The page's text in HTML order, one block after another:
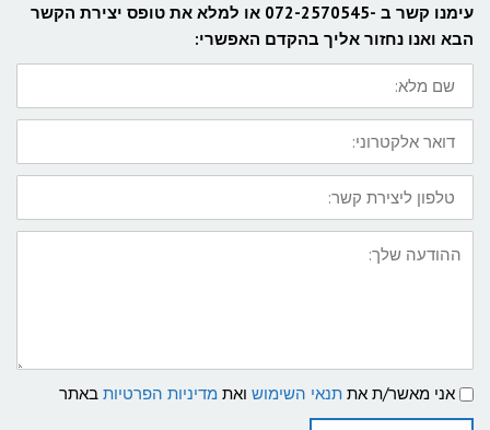
עימנו קשר ב -072-2570545 או למלא את טופס יצירת הקשר
הבא ואנו נחזור אליך בהקדם האפשרי:
שם
מלא:
דואר
אלקטרוני:
טלפון
ליצירת
קשר:
ההודעה
שלך:
תנאי
שימוש
ומדיניות
אני מאשר/ת את תנאי השימוש ואת מדיניות הפרטיות באתר